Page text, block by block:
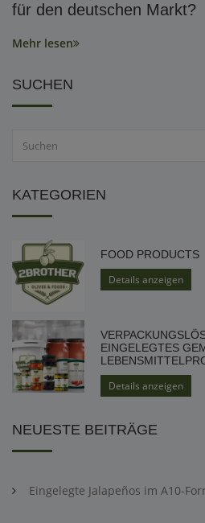
für den deutschen Markt?
Mehr lesen
SUCHEN
KATEGORIEN
FOOD PRODUCTS
Details anzeigen
EINGELEGTES
Details anzeigen
NEUESTE BEITRÄGE
Eingelegte Jalapeños im A10-